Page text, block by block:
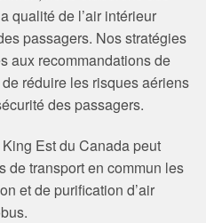
qualité de l’air intérieur
passagers. Nos stratégies
aux recommandations de
réduire les risques aériens
des passagers.
Est du Canada peut
de transport en commun les
et de purification d’air